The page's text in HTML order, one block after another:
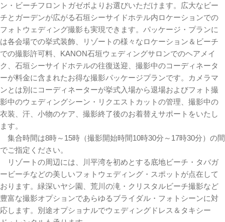
ン・ビーチフロントガゼボよりお選びいただけます。広大なビー
チとガーデンが広がる石垣シーサイドホテル内ロケーションでの
フォトウェディング撮影も実現できます。パッケージ・プランに
は各会場での挙式装飾、リゾートの様々なロケーション＆ビーチ
での撮影許可料、KANON石垣ウェディングサロンでのヘアメイ
ク、石垣シーサイドホテルの往復送迎、撮影中のコーディネータ
ーが料金に含まれたお得な撮影パッケージプランです。カメラマ
ンとは別にコーディネーターが挙式入場から退場およびフォト撮
影中のウェディングシーン・リクエストカットの管理、撮影中の
衣装、汗、小物のケア、撮影終了後のお着替えサポートをいたし
ます。
集合時間は8時～15時（撮影開始時間10時30分～17時30分）の間
でご指定ください。
リゾートの周辺には、川平湾を初めとする底地ビーチ・タバガ
ービーチなどの美しいフォトウェディング・スポットが点在して
おります。緑深いヤシ園、荒川の滝・クリスタルビーチ撮影など
豊富な撮影オプションであらゆるブライダル・フォトシーンに対
応します。別途オプショナルでウェディングドレス＆タキシー